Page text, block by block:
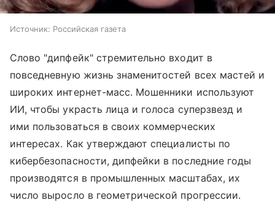
Источник: Российская газета
Слово "дипфейк" стремительно входит в
повседневную жизнь знаменитостей всех мастей и
широких интернет-масс. Мошенники используют
ИИ, чтобы украсть лица и голоса суперзвезд и
ими пользоваться в своих коммерческих
интересах. Как утверждают специалисты по
кибербезопасности, дипфейки в последние годы
производятся в промышленных масштабах, их
число выросло в геометрической прогрессии.